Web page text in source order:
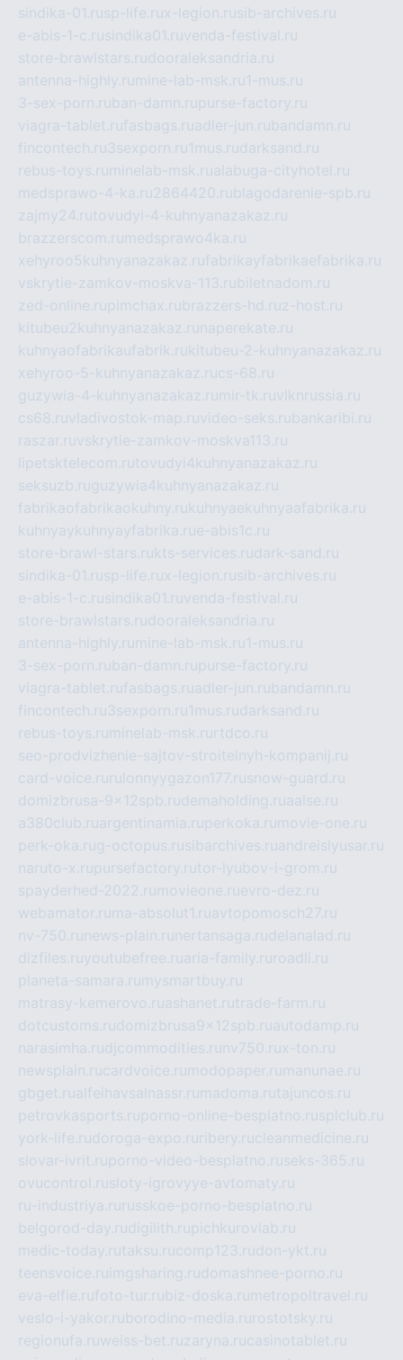
sindika-01.rusp-life.rux-legion.rusib-archives.ru
e-abis-1-c.rusindika01.ruvenda-festival.ru
store-brawlstars.rudooraleksandria.ru
antenna-highly.ru mine-lab-msk.ru1-mus.ru
3-sex-porn.ruban-damn.rupurse-factory.ru
viagra-tablet.rufasbags.ruadler-jun.rubandamn.ru
fincontech.ru3sexporn.ru1mus.rudarksand.ru
rebus-toys.ru minelab-msk.rualabuga-cityhotel.ru
medsprawo-4-ka.ru2864420.rublagodarenie-spb.ru
zajmy24.rutovudyi-4-kuhnyanazakaz.ru
brazzerscom.ru medsprawo4ka.ru
xehyroo5kuhnyanazakaz.rufabrikayfabrikaefabrika.ru
vskrytie-zamkov-moskva-113.rubiletnadom.ru
zed-online.rupimchax.rubrazzers-hd.ruz-host.ru
kitubeu2kuhnyanazakaz.ru naperekate.ru
kuhnyaofabrikaufabrik.rukitubeu-2-kuhnyanazakaz.ru
xehyroo-5-kuhnyanazakaz.rucs-68.ru
guzywia-4-kuhnyanazakaz.ru mir-tk.ruvlknrussia.ru
cs68.ruvladivostok-map.ruvideo-seks.rubankaribi.ru
raszar.ruvskrytie-zamkov-moskva113.ru
lipetsktelecom.rutovudyi4kuhnyanazakaz.ru
seksuzb.ruguzywia4kuhnyanazakaz.ru
fabrikaofabrikaokuhny.rukuhnyaekuhnyaafabrika.ru
kuhnyaykuhnyayfabrika.rue-abis1c.ru
store-brawl-stars.rukts-services.rudark-sand.ru
sindika-01.rusp-life.rux-legion.rusib-archives.ru
e-abis-1-c.rusindika01.ruvenda-festival.ru
store-brawlstars.rudooraleksandria.ru
antenna-highly.ru mine-lab-msk.ru1-mus.ru
3-sex-porn.ruban-damn.rupurse-factory.ru
viagra-tablet.rufasbags.ruadler-jun.rubandamn.ru
fincontech.ru3sexporn.ru1mus.rudarksand.ru
rebus-toys.ru minelab-msk.ru rtdco.ru
seo-prodvizhenie-sajtov-stroitelnyh-kompanij.ru
card-voice.ru rulonnyygazon177.rusnow-guard.ru
domizbrusa-9x12spb.rudemaholding.ruaalse.ru
a380club.ruargentinamia.ruperkoka.ru movie-one.ru
perk-oka.rug-octopus.rusibarchives.ruandreislyusar.ru
naruto-x.rupursefactory.rutor-lyubov-i-grom.ru
spayderhed-2022.ru movieone.ruevro-dez.ru
webamator.ru ma-absolut1.ruavtopomosch27.ru
nv-750.ru news-plain.ru nertansaga.rudelanalad.ru
dizfiles.ruyoutubefree.ruaria-family.ru roadli.ru
planeta-samara.ru mysmartbuy.ru
matrasy-kemerovo.ruashanet.rutrade-farm.ru
dotcustoms.rudomizbrusa9x12spb.ruautodamp.ru
narasimha.rudjcommodities.ru nv750.rux-ton.ru
newsplain.rucardvoice.ru modopaper.ru manunae.ru
gbget.rualfeihavsalnassr.ru madoma.rutajuncos.ru
petrovkasports.ruporno-online-besplatno.rusplclub.ru
york-life.rudoroga-expo.ru ribery.rucleanmedicine.ru
slovar-ivrit.ruporno-video-besplatno.ruseks-365.ru
ovucontrol.rusloty-igrovyye-avtomaty.ru
ru-industriya.ru russkoe-porno-besplatno.ru
belgorod-day.rudigilith.rupichkurovlab.ru
medic-today.rutaksu.rucomp123.rudon-ykt.ru
teensvoice.ru imgsharing.rudomashnee-porno.ru
eva-elfie.rufoto-tur.rubiz-doska.ru metropoltravel.ru
veslo-i-yakor.ruborodino-media.ru rostotsky.ru
regionufa.ruweiss-bet.ruzaryna.rucasinotablet.ru